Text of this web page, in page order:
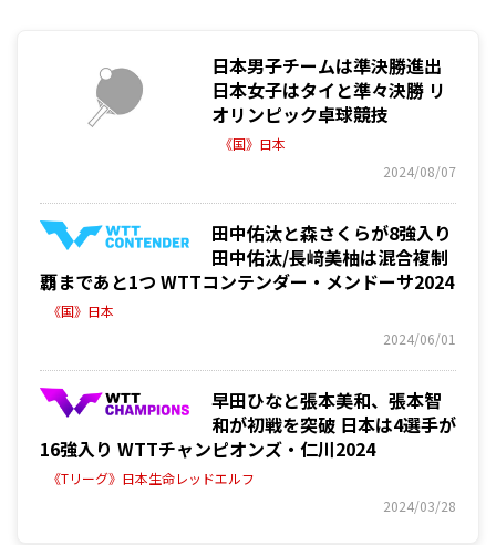
日本男子チームは準決勝進出
日本女子はタイと準々決勝 リ
オリンピック卓球競技
《国》日本
2024/08/07
田中佑汰と森さくらが8強入り
田中佑汰/長﨑美柚は混合複制
覇まであと1つ WTTコンテンダー・メンドーサ2024
《国》日本
2024/06/01
早田ひなと張本美和、張本智
和が初戦を突破 日本は4選手が
16強入り WTTチャンピオンズ・仁川2024
《Tリーグ》日本生命レッドエルフ
2024/03/28